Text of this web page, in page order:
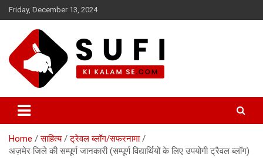
Skip
to
Friday, December 13, 2024
सूफी की कलम से
Home साहित्य
ट्रेवल ब्लॉग/सफरनामा
अज़मेर जिले की सम्पूर्ण जानकारी (सम्पूर्ण विद्यार्थियों के लिए उपयोगी ट्रैवल ब्लॉग)